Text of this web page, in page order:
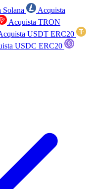
Solana
Acquista
Acquista TRON
USDT ERC20
USDC ERC20